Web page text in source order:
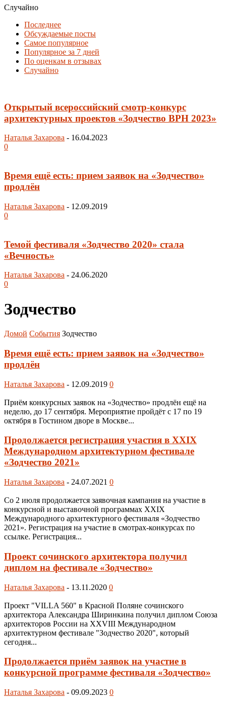
Случайно
Последнее
Обсуждаемые посты
Самое популярное
Популярное за 7 дней
По оценкам в отзывах
Случайно
Открытый всероссийский смотр-конкурс
архитектурных проектов «Зодчество ВРН 2023»
Наталья Захарова - 16.04.2023
0
Время ещё есть: прием заявок на «Зодчество»
продлён
Наталья Захарова - 12.09.2019
0
Темой фестиваля «Зодчество 2020» стала
«Вечность»
Наталья Захарова - 24.06.2020
0
Зодчество
Домой События Зодчество
Время ещё есть: прием заявок на «Зодчество»
продлён
Наталья Захарова - 12.09.2019 0
Приём конкурсных заявок на «Зодчество» продлён ещё на
неделю, до 17 сентября. Мероприятие пройдёт с 17 по 19
октября в Гостином дворе в Москве...
Продолжается регистрация участия в XXIX
Международном архитектурном фестивале
«Зодчество 2021»
Наталья Захарова - 24.07.2021 0
Со 2 июля продолжается заявочная кампания на участие в
конкурсной и выставочной программах XXIX
Международного архитектурного фестиваля «Зодчество
2021». Регистрация на участие в смотрах-конкурсах по
ссылке. Регистрация...
Проект сочинского архитектора получил
диплом на фестивале «Зодчество»
Наталья Захарова - 13.11.2020 0
Проект "VILLA 560" в Красной Поляне сочинского
архитектора Александра Ширинкина получил диплом Союза
архитекторов России на XXVIII Международном
архитектурном фестивале "Зодчество 2020", который
сегодня...
Продолжается приём заявок на участие в
конкурсной программе фестиваля «Зодчество»
Наталья Захарова - 09.09.2023 0